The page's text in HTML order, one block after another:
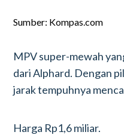
Sumber: Kompas.com
MPV super-mewah
dari Alphard. Dengan
jarak tempuhnya
Harga Rp1,6 miliar.